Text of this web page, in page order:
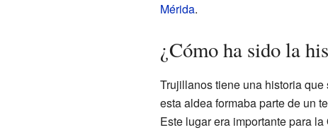
Mérida.
¿Cómo ha sido la
Trujillanos tiene una historia
esta aldea formaba parte de un
Este lugar era importante para